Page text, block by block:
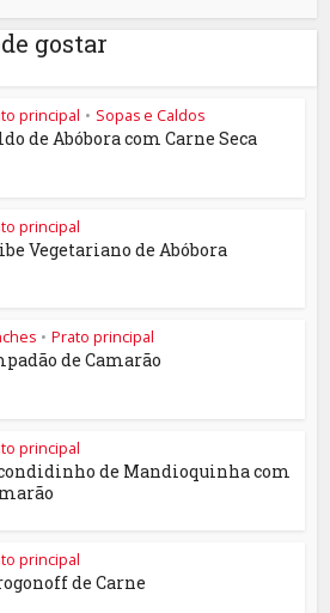
gostar
principal • Sopas e Caldos
de Abóbora com Carne Seca
principal
Vegetariano de Abóbora
• Prato principal
de Camarão
principal
de Mandioquinha com
principal
de Carne